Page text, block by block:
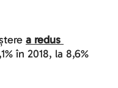
a redus
în 2018, la 8,6%